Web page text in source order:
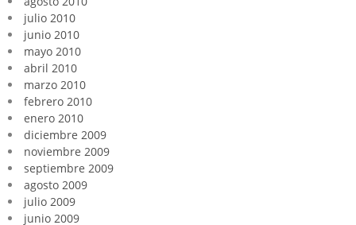
julio 2010
junio 2010
mayo 2010
abril 2010
marzo 2010
febrero 2010
enero 2010
diciembre 2009
noviembre 2009
septiembre 2009
agosto 2009
julio 2009
junio 2009